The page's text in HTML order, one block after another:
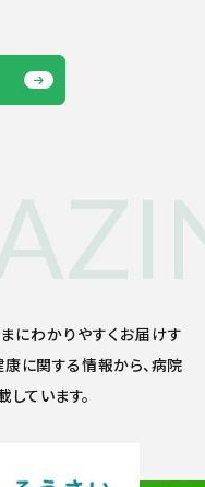
にわかりやすくお届けす
康に関する情報から、病院
ています。